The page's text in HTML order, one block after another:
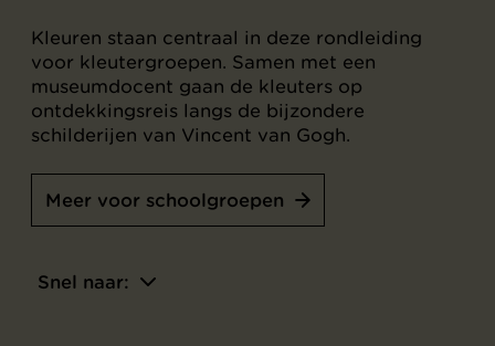
Kleuren staan centraal in deze rondleiding
voor kleutergroepen. Samen met een
museumdocent gaan de kleuters op
ontdekkingsreis langs de bijzondere
schilderijen van Vincent van Gogh.
Meer voor schoolgroepen
Snel naar: